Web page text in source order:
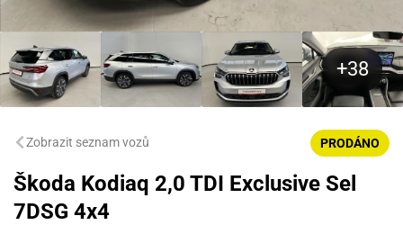
Zobrazit seznam vozů PRODÁNO
Škoda Kodiaq 2,0 TDI Exclusive Sel
7DSG 4x4